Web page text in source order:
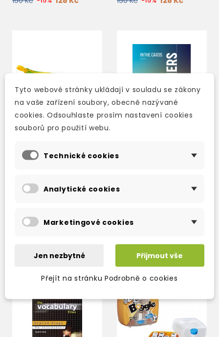
694 Kč -15% 590 Kč 470 Kč
Tyto webové stránky ukládají v souladu se zákony
na vaše zařízení soubory, obecně nazývané
cookies. Odsouhlaste prosím nastavení cookies
souborů pro použití webu.
Technické cookies
Analytické cookies
Marketingové cookies
Jen nezbytné Přijmout vše
Přejít na stránku Podrobně o cookies